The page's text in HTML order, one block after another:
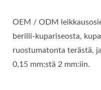
OEM / ODM
berilli-kupariseosta,
ruostumatonta terästä,
0,15 mm:stä 2 mm:iin.